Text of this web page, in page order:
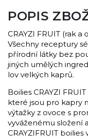
POPIS
CRAYZI FRUIT (rak a
Všechny receptury
přírodní látky bez
jiných umělých
lov velkých kaprů.
Boilies CRAYZI
které jsou pro kapry
výtažky z ovoce s
vyváženému složení
CRAYZIFRUIT